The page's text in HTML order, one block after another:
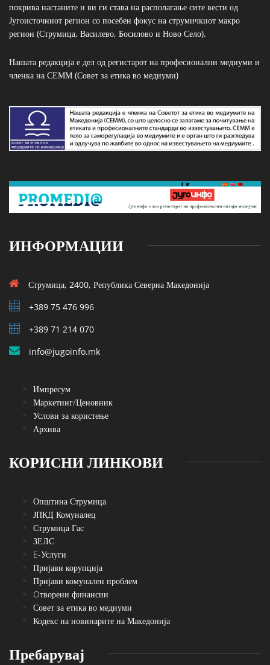
покрива настаните и ви ги става на располагање сите вести од
Југоисточниот регион со посебен фокус на струмичкиот макро
регион (Струмица, Василево, Босилово и Ново Село).
Нашата редакција е дел од регистарот на професионални медиуми и
членка на СЕММ (Совет за етика во медиуми)
ИНФОРМАЦИИ
Струмица, 2400, Република Северна Македонија
+389 75 476 996
+389 71 214 070
info@jugoinfo.mk
Импресум
Маркетинг/Ценовник
Услови за користење
Архива
КОРИСНИ ЛИНКОВИ
Општина Струмица
ЈПКД Комуналец
Струмица Гас
ЗЕЛС
E-Услуги
Пријави корупција
Пријави комунален проблем
Oтворени финансии
Совет за етика во медиуми
Кодекс на новинарите на Македонија
Пребарувај